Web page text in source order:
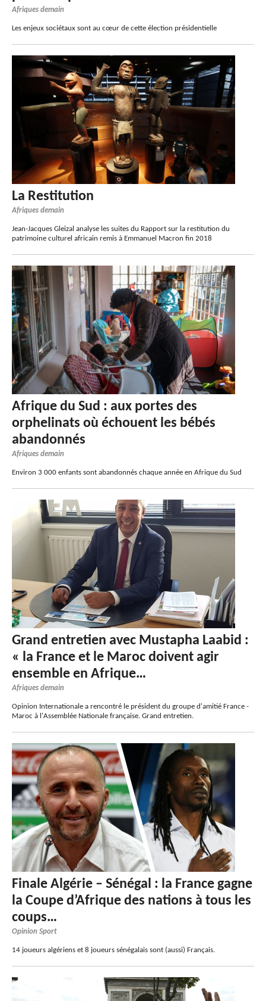
Afriques demain
Les enjeux sociétaux sont au cœur de cette élection présidentielle
La Restitution
Afriques demain
Jean-Jacques Gleizal analyse les suites du Rapport sur la restitution du
patrimoine culturel africain remis à Emmanuel Macron fin 2018
Afrique du Sud : aux portes des
orphelinats où échouent les bébés
abandonnés
Afriques demain
Environ 3 000 enfants sont abandonnés chaque année en Afrique du Sud
Grand entretien avec Mustapha Laabid :
« la France et le Maroc doivent agir
ensemble en Afrique…
Afriques demain
Opinion Internationale a rencontré le président du groupe d'amitié France -
Maroc à l'Assemblée Nationale française. Grand entretien.
Finale Algérie – Sénégal : la France gagne
la Coupe d’Afrique des nations à tous les
coups…
Opinion Sport
14 joueurs algériens et 8 joueurs sénégalais sont (aussi) Français.